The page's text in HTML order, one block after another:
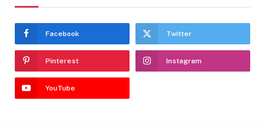
Facebook Twitter
Pinterest Instagram
YouTube